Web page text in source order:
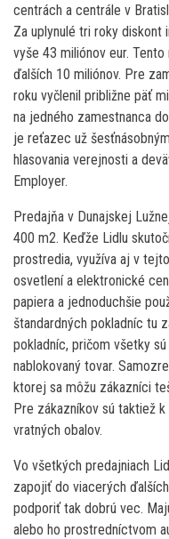
centrách a centrále v
Za uplynulé tri roky diskont
vyše 43 miliónov eur.
ďalších 10 miliónov. Pre
roku vyčlenil približne päť
na jedného zamestnanca
je reťazec už
hlasovania verejnosti a
Employer.
Predajňa v Dunajskej
400 m2. Keďže Lidlu
prostredia, využíva aj v
osvetlení a elektronické
papiera a jednoduchšie
štandardných pokladníc tu
pokladníc, pričom všetky
nablokovaný tovar.
ktorej sa môžu zákazníci
Pre zákazníkov sú taktiež
vratných obalov.
Vo všetkých predajniach
zapojiť do viacerých
podporiť tak dobrú vec.
alebo ho prostredníctvom